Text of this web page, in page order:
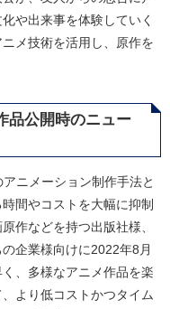
や出来事を体験していく
メ技術を活用し、原作を
公開時のニュー
ニメーション制作手法と
間やコストを大幅に抑制
作などを持つ出版社様、
企業様向けに2022年8月
、多様なアニメ作品を楽
より低コストかつタイム